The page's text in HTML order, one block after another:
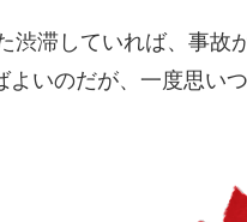
渋滞していれば、事故
いのだが、一度思い